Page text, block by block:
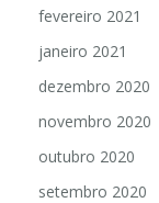
fevereiro 2021
janeiro 2021
dezembro 2020
novembro 2020
outubro 2020
setembro 2020